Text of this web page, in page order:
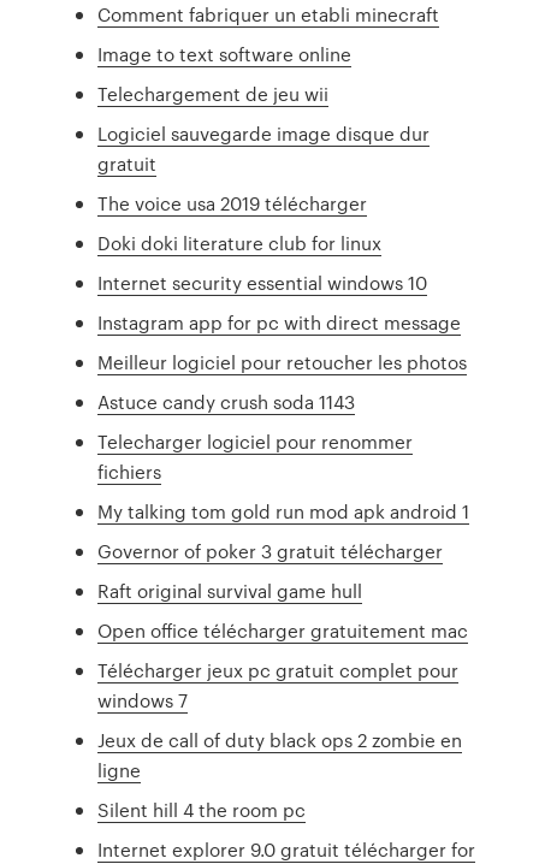
Comment fabriquer un etabli minecraft
Image to text software online
Telechargement de jeu wii
Logiciel sauvegarde image disque dur
gratuit
The voice usa 2019 télécharger
Doki doki literature club for linux
Internet security essential windows 10
Instagram app for pc with direct message
Meilleur logiciel pour retoucher les photos
Astuce candy crush soda 1143
Telecharger logiciel pour renommer
fichiers
My talking tom gold run mod apk android 1
Governor of poker 3 gratuit télécharger
Raft original survival game hull
Open office télécharger gratuitement mac
Télécharger jeux pc gratuit complet pour
windows 7
Jeux de call of duty black ops 2 zombie en
ligne
Silent hill 4 the room pc
Internet explorer 9.0 gratuit télécharger for